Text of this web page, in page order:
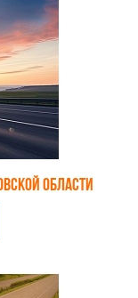
области